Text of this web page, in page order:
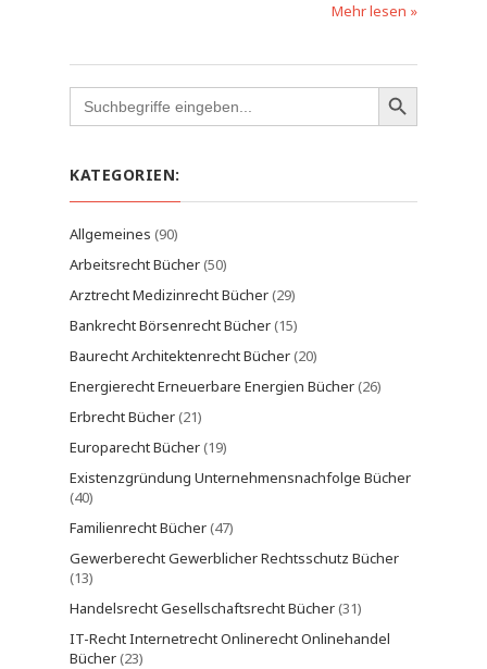
Mehr lesen »
Search
for:
KATEGORIEN:
Allgemeines (90)
Arbeitsrecht Bücher(50)
Arztrecht Medizinrecht Bücher(29)
Bankrecht Börsenrecht Bücher(15)
Baurecht Architektenrecht Bücher(20)
Energierecht Erneuerbare Energien Bücher(26)
Erbrecht Bücher(21)
Europarecht Bücher(19)
Existenzgründung Unternehmensnachfolge Bücher
(40)
Familienrecht Bücher(47)
Gewerberecht Gewerblicher Rechtsschutz Bücher
(13)
Handelsrecht Gesellschaftsrecht Bücher(31)
IT-Recht Internetrecht Onlinerecht Onlinehandel
Bücher(23)